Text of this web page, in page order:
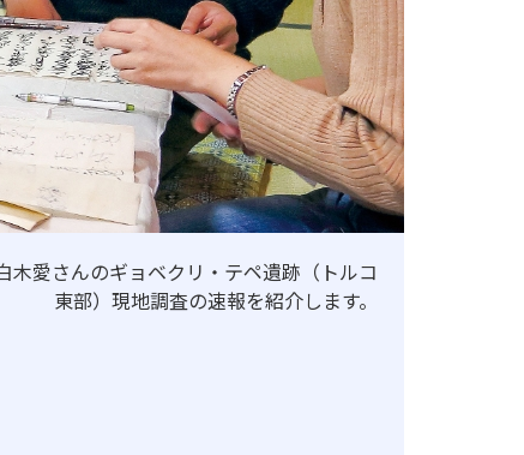
愛さんのギョベクリ・テペ遺跡（トルコ
東部）現地調査の速報を紹介します。